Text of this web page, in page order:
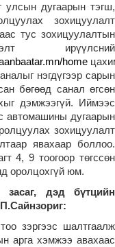
улсын дугаарын тэгш,
зохицуулалт
тус зохицуулалтын
ирүүлсний
home
нэгдүгээр сарын
бөгөөд санал өгсөн
дэмжээгүй. Иймээс
автомашины дугаарын
зохицуулалт
явахаар боллоо.
4, 9 тоогоор төгссөн
оролцохгүй юм.
дэд бүтцийн
зэргээс шалтгаалж
арга хэмжээ авахаас